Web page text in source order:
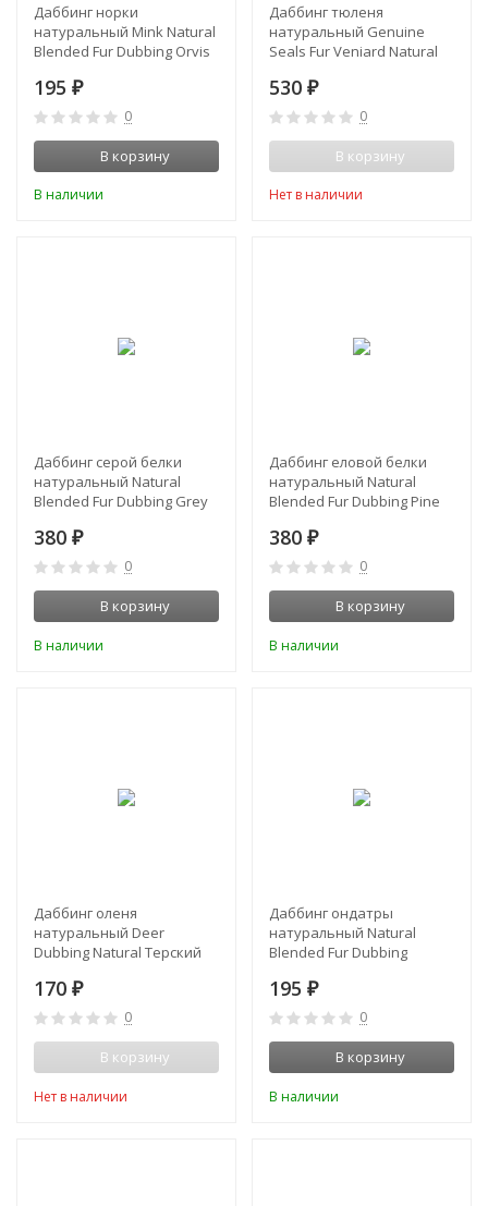
Даббинг норки
натуральный Mink Natural
Blended Fur Dubbing Orvis
195 ₽
0
В корзину
В наличии
Даббинг тюленя
натуральный Genuine
Seals Fur Veniard Natural
530 ₽
0
В корзину
Нет в наличии
Даббинг серой белки
натуральный Natural
Blended Fur Dubbing Grey
380 ₽
0
В корзину
В наличии
Даббинг еловой белки
натуральный Natural
Blended Fur Dubbing Pine
380 ₽
0
В корзину
В наличии
Даббинг оленя
натуральный Deer
Dubbing Natural Терский
170 ₽
0
В корзину
Нет в наличии
Даббинг ондатры
натуральный Natural
Blended Fur Dubbing
195 ₽
0
В корзину
В наличии